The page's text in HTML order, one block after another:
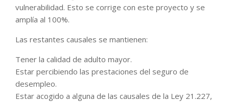
vulnerabilidad. Esto se corrige con este proyecto y se
amplía al 100%.
Las restantes causales se mantienen:
Tener la calidad de adulto mayor.
Estar percibiendo las prestaciones del seguro de
desempleo.
Estar acogido a alguna de las causales de la Ley 21.227,